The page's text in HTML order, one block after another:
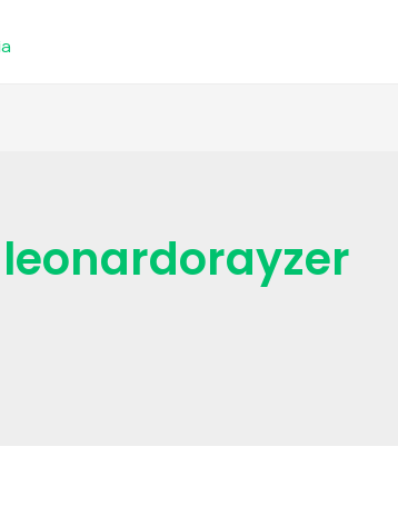
leonardorayzer